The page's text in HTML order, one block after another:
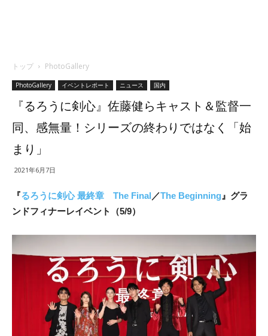
トップ PhotoGallery
PhotoGallery イベントレポート ニュース 国内
『るろうに剣心』佐藤健らキャスト＆監督一
同、感無量！シリーズの終わりではなく「始
まり」
2021年6月7日
『るろうに剣心 最終章 The Final ／The Beginning 』グラ
ンドフィナーレイベント（5/9）